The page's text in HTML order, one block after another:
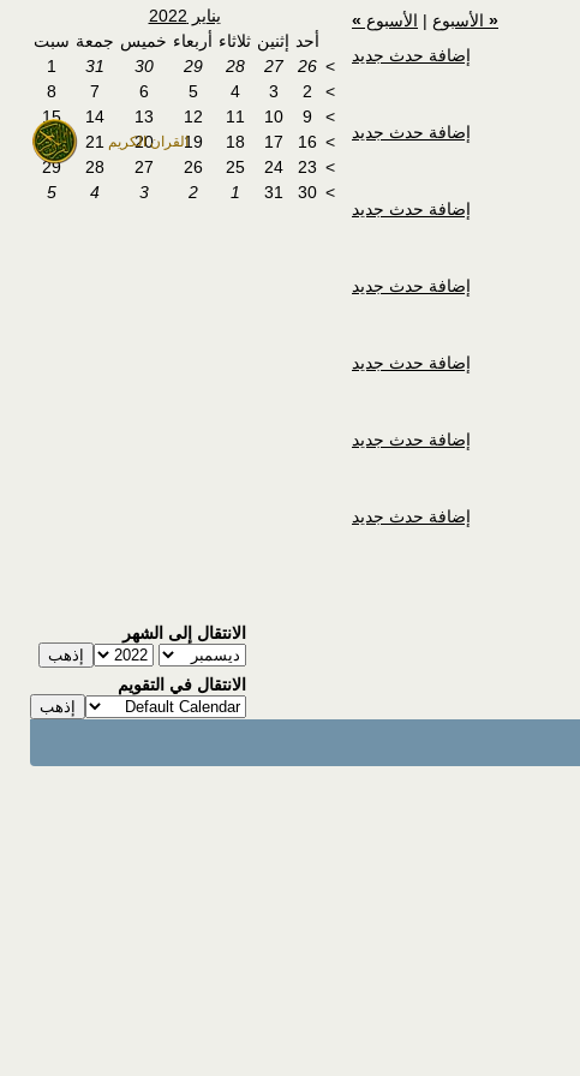
القران الكريم
« الأسبوع | الأسبوع »
إضافة حدث جديد
إضافة حدث جديد
إضافة حدث جديد
إضافة حدث جديد
إضافة حدث جديد
إضافة حدث جديد
إضافة حدث جديد
يناير 2022
أحد إثنين ثلاثاء أربعاء خميس جمعة سبت
>
26
27
28
29
30
31
1
>
2
3
4
5
6
7
8
>
9
10
11
12
13
14
15
>
16
17
18
19
20
21
22
>
23
24
25
26
27
28
29
>
30
31
1
2
3
4
5
الانتقال إلى الشهر
الانتقال في التقويم